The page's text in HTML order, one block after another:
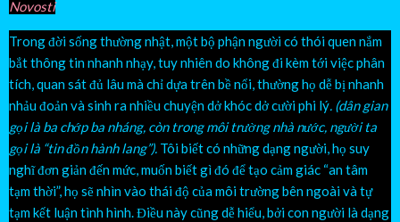
Novosti
Trong đời sống thường nhật, một bộ phận người có thói quen nắm
bắt thông tin nhanh nhạy, tuy nhiên do không đi kèm tới việc phân
tích, quan sát đủ lâu mà chỉ dựa trên bề nổi, thường họ dễ bị nhanh
nhảu đoản và sinh ra nhiều chuyện dở khóc dở cười phi lý. (dân gian
gọi là ba chớp ba nháng, còn trong môi trường nhà nước, người ta
gọi là “tin đồn hành lang”). Tôi biết có những dạng người, họ suy
nghĩ đơn giản đến mức, muốn biết gì đó để tạo cảm giác “an tâm
tạm thời”, họ sẽ nhìn vào thái độ của môi trường bên ngoài và tự
tạm kết luận tình hình. Điều này cũng dễ hiểu, bởi con người là dạng